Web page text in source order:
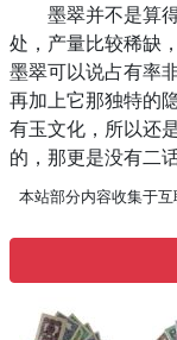
墨翠并不是算得
处，产量比较稀缺
墨翠可以说占有率
再加上它那独特的
有玉文化，所以还
的，那更是没有二话
本站部分内容收集于互